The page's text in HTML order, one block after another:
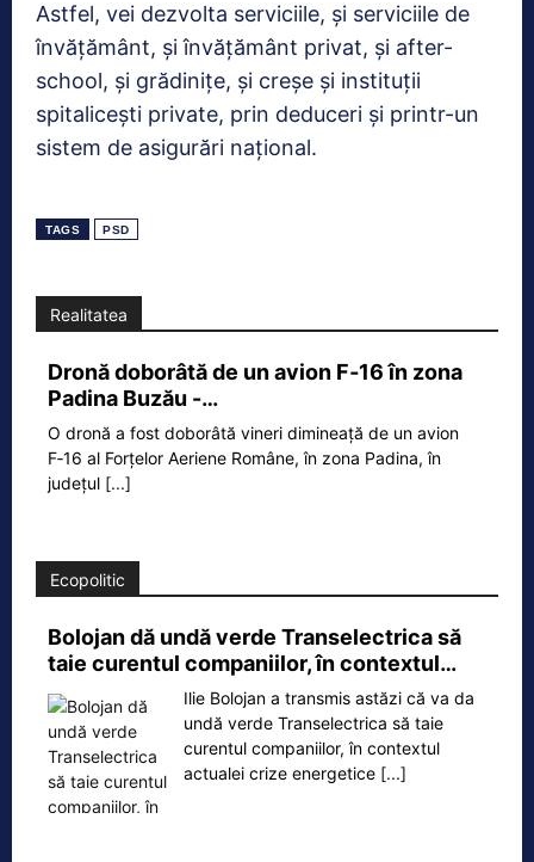
Astfel, vei dezvolta serviciile, şi serviciile de
învăţământ, şi învăţământ privat, şi after-
school, şi grădiniţe, şi creşe şi instituţii
spitaliceşti private, prin deduceri şi printr-un
sistem de asigurări naţional.
TAGS PSD
Realitatea
Dronă doborâtă de un avion F‑16 în zona
Padina Buzău -…
O dronă a fost doborâtă vineri dimineață de un avion
F‑16 al Forțelor Aeriene Române, în zona Padina, în
județul [...]
Ecopolitic
Bolojan dă undă verde Transelectrica să
taie curentul companiilor, în contextul…
Ilie Bolojan a transmis astăzi că va da
undă verde Transelectrica să taie
curentul companiilor, în contextul
actualei crize energetice [...]